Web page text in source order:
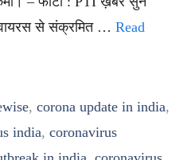
से संक्रमित … Read
, corona update in india,
india, coronavirus